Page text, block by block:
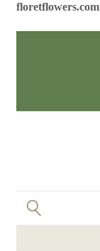
floretflowers.com